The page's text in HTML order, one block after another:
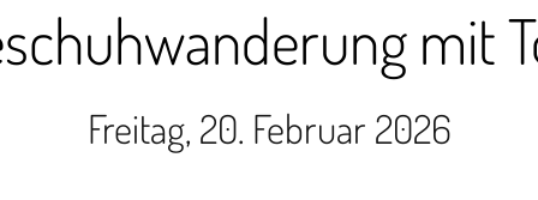
mit
Freitag, 20. Februar 2026